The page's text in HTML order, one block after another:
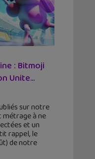
: Bitmoji
Unite…
sur notre
métrage à ne
et un
rappel, le
de notre